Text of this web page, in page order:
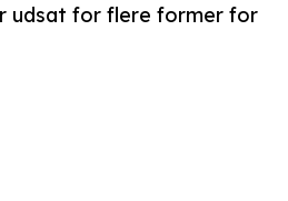
udsat for flere former for